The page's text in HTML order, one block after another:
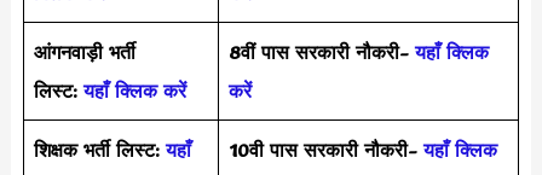
आंगनवाड़ी भर्ती
लिस्ट: यहाँ क्लिक करें
8वीं पास सरकारी नौकरी- यहाँ क्लिक
करें
शिक्षक भर्ती लिस्ट: यहाँ
10वी पास सरकारी नौकरी- यहाँ क्लिक